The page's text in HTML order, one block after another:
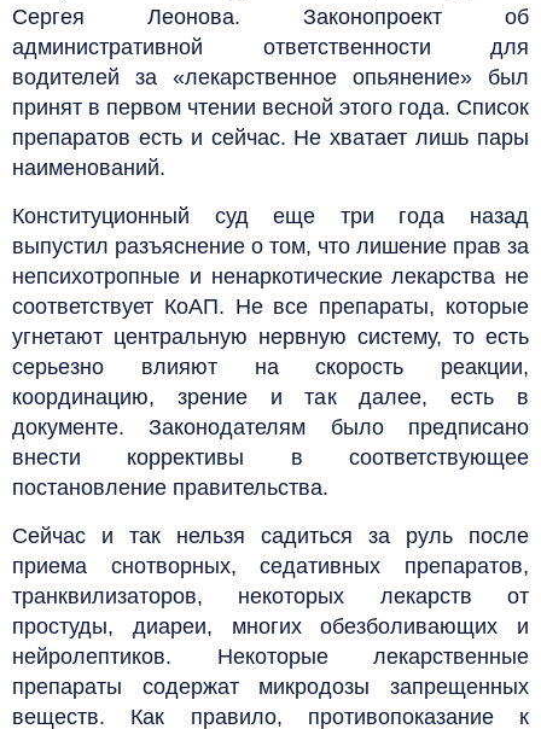
Сергея Леонова. Законопроект об
административной ответственности для
водителей за «лекарственное опьянение» был
принят в первом чтении весной этого года. Список
препаратов есть и сейчас. Не хватает лишь пары
наименований.
Конституционный суд еще три года назад
выпустил разъяснение о том, что лишение прав за
непсихотропные и ненаркотические лекарства не
соответствует КоАП. Не все препараты, которые
угнетают центральную нервную систему, то есть
серьезно влияют на скорость реакции,
координацию, зрение и так далее, есть в
документе. Законодателям было предписано
внести коррективы в соответствующее
постановление правительства.
Сейчас и так нельзя садиться за руль после
приема снотворных, седативных препаратов,
транквилизаторов, некоторых лекарств от
простуды, диареи, многих обезболивающих и
нейролептиков. Некоторые лекарственные
препараты содержат микродозы запрещенных
веществ. Как правило, противопоказание к